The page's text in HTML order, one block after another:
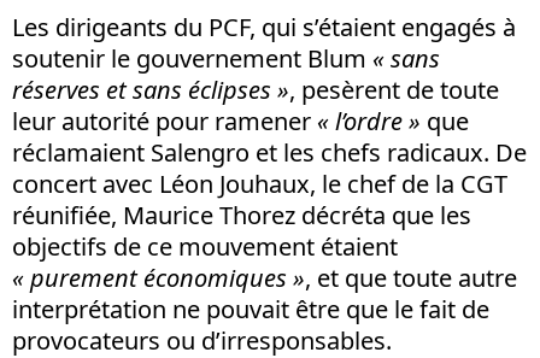
Les dirigeants du PCF, qui s’étaient engagés à
soutenir le gouvernement Blum « sans
réserves et sans éclipses », pesèrent de toute
leur autorité pour ramener « l’ordre » que
réclamaient Salengro et les chefs radicaux. De
concert avec Léon Jouhaux, le chef de la CGT
réunifiée, Maurice Thorez décréta que les
objectifs de ce mouvement étaient
« purement économiques », et que toute autre
interprétation ne pouvait être que le fait de
provocateurs ou d’irresponsables.